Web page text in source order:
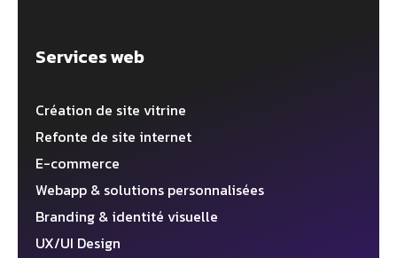
Services web
Création de site vitrine
Refonte de site internet
E-commerce
Webapp & solutions personnalisées
Branding & identité visuelle
UX/UI Design